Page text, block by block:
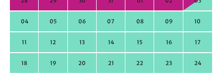
04 05 06 07 08 09 10
11 12 13 14 15 16 17
18 19 20 21 22 23 24